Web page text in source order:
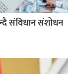
संविधान संशोधन